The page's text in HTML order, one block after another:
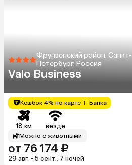
Фрунзенский район, Санкт-
Петербург, Россия
Valo Business
Кешбэк 4% по карте Т-Банка
18 км везде
Можно с животными
от 76 174 ₽
29 авг. - 5 сент., 7 ночей